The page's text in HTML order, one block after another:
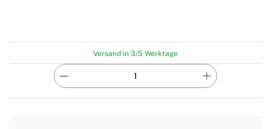
Versand in 3/5 Werktage